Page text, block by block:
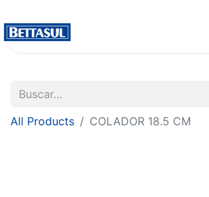
All Products COLADOR 18.5 CM